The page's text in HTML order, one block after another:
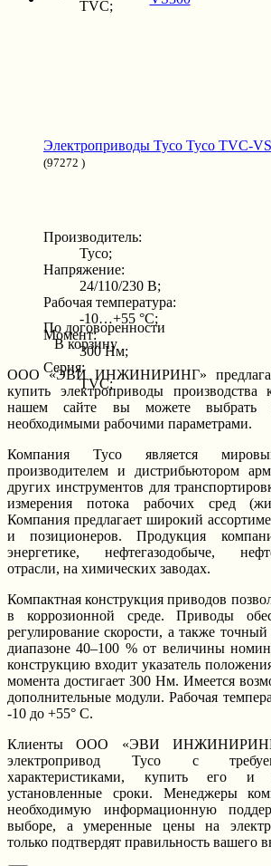
TVC;
Электроприводы Tyco Tyco TVC-
(97272 )
Производитель:
Tyco;
Напряжение:
24/110/230 В;
Рабочая температура:
-10…+55 °С;
Момент:
300 Нм;
Серия:
TVC;
По договоренности
В корзину
ООО «ЭВИ ИНЖИНИРИНГ»
купить электроприводы
нашем сайте вы можете выбрать
необходимыми рабочими параметрами.
Компания Tyco является
производителем и дистрибьютором
других инструментов для
измерения потока рабочих сред
Компания предлагает широкий
и позиционеров. Продукция
энергетике, нефтегазодобыче,
отрасли, на химических заводах.
Компактная конструкция приводов
в коррозионной среде. Приводы
регулирование скорости, а также
диапазоне 40–100 % от величины
конструкцию входит указатель
момента достигает 300 Нм. Имеется
дополнительные модули. Рабочая
-10 до +55° C.
Клиенты ООО «ЭВИ
электропривод Tyco с
характеристиками, купить его
установленные сроки. Менеджеры
необходимую информационную
выборе, а умеренные цены на
только подтвердят правильность вашего